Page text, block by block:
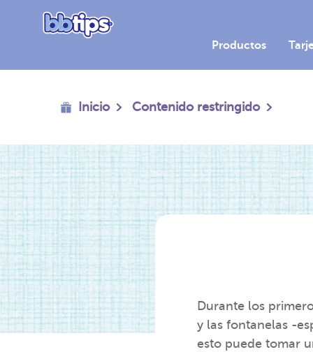
Productos
Inicio Contenido restringido
Durante los
y las fontanelas -
esto puede tomar